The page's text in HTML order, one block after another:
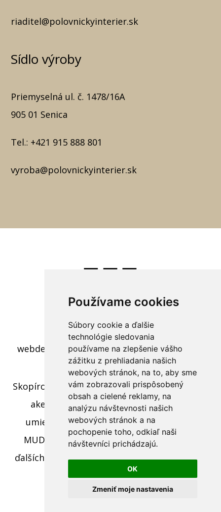
Používame cookies
Súbory cookie a ďalšie
technológie sledovania
používame na zlepšenie vášho
zážitku z prehliadania našich
webových stránok, na to, aby sme
vám zobrazovali prispôsobený
obsah a cielené reklamy, na
analýzu návštevnosti našich
webových stránok a na
pochopenie toho, odkiaľ naši
návštevníci prichádzajú.
OK
Zmeniť moje nastavenia
riaditel@polovnickyinterier.sk
Sídlo výroby
Priemyselná ul. č. 1478/16A
905 01 Senica
Tel.: +421 915 888 801
vyroba@polovnickyinterier.sk
c) 2022 - Polovnícky interier
webdesign: Tomáš Levčíkpre RS BROS s.r.o.
Skopírovaním textu, časti textu alebo fotiek z
akejkoľvek stránky tohto webu a jeho
umiestnením na iný web porušíte práva
MUDr. Romana Sokola, MPH ako aj práva
ďalších osôb zúčastnených na tvorbe obsahu
pre tento web.